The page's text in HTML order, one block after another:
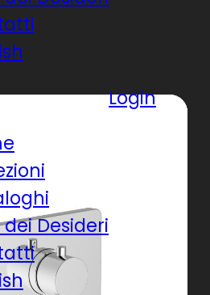
dei Desideri
Login